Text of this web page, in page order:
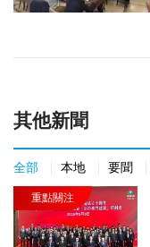
其他新聞
全部 本地 要聞